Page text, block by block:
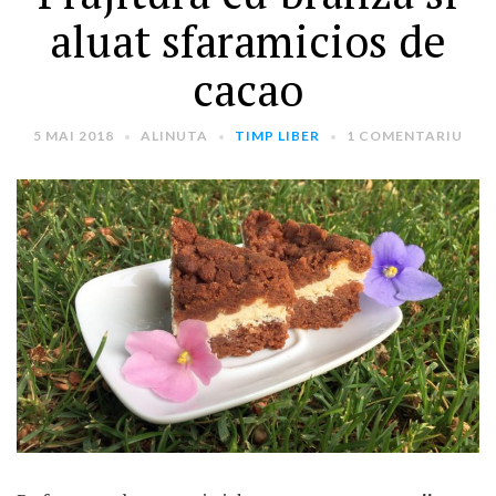
aluat sfaramicios de
cacao
5 MAI 2018 ALINUTA TIMP LIBER 1 COMENTARIU
ARTICOLE RECENTE
„Jurnalul Alinutei”
implineste azi 10 ani!
25 NOIEMBRIE 2024
„Let’s Talk About
Menopause” – dincolo de a
fi un subiect tabu
2 APRILIE 2024
Un weekend in La Spezia si